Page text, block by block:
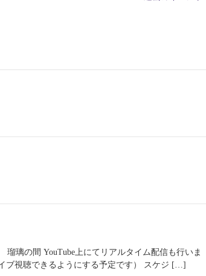
璃の間 YouTube上にてリアルタイム配信も行いま
ブ視聴できるようにする予定です） スケジ […]